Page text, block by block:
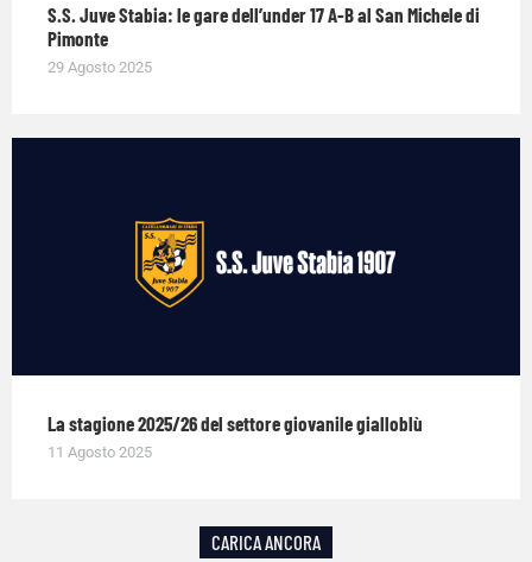
S.S. Juve Stabia: le gare dell’under 17 A-B al San Michele di
Pimonte
29 Agosto 2025
La stagione 2025/26 del settore giovanile gialloblù
11 Agosto 2025
CARICA ANCORA